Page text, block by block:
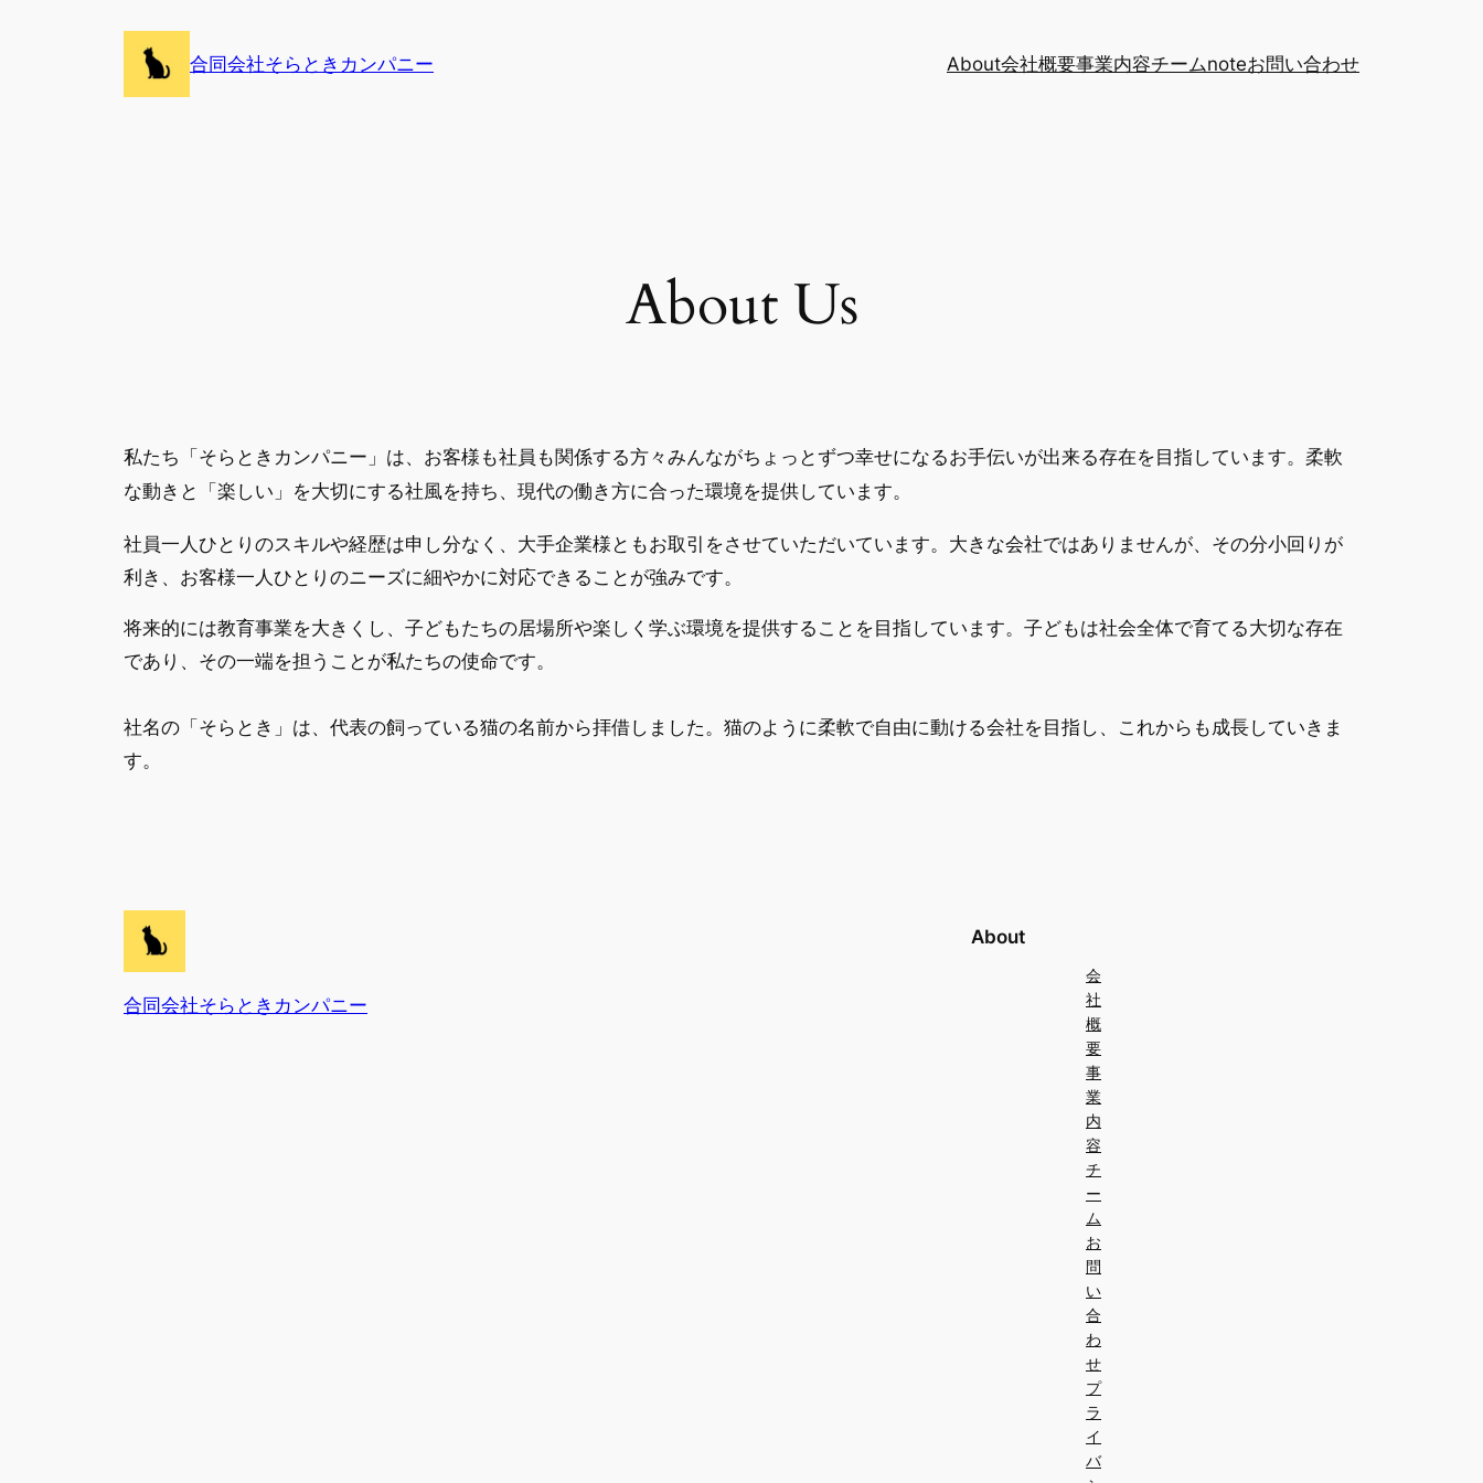
合同会社そらときカンパニー About会社概要事業内容チームnoteお問い合わせ
About Us
私たち「そらときカンパニー」は、お客様も社員も関係する方々みんながちょっとずつ幸せになるお手伝いが出来る存在を目指しています。柔軟
な動きと「楽しい」を大切にする社風を持ち、現代の働き方に合った環境を提供しています。
社員一人ひとりのスキルや経歴は申し分なく、大手企業様ともお取引をさせていただいています。大きな会社ではありませんが、その分小回りが
利き、お客様一人ひとりのニーズに細やかに対応できることが強みです。
将来的には教育事業を大きくし、子どもたちの居場所や楽しく学ぶ環境を提供することを目指しています。子どもは社会全体で育てる大切な存在
であり、その一端を担うことが私たちの使命です。
社名の「そらとき」は、代表の飼っている猫の名前から拝借しました。猫のように柔軟で自由に動ける会社を目指し、これからも成長していきま
す。
合同会社そらときカンパニー
About
会
社
概
要
事
業
内
容
チ
ー
ム
お
問
い
合
わ
せ
プ
ラ
イ
バ